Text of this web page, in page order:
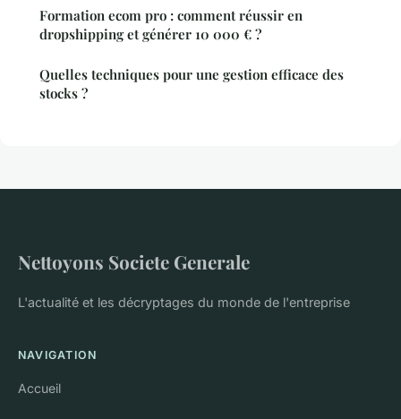
Formation ecom pro : comment réussir en
dropshipping et générer 10 000 € ?
Quelles techniques pour une gestion efficace des
stocks ?
Nettoyons Societe Generale
L'actualité et les décryptages du monde de l'entreprise
NAVIGATION
Accueil